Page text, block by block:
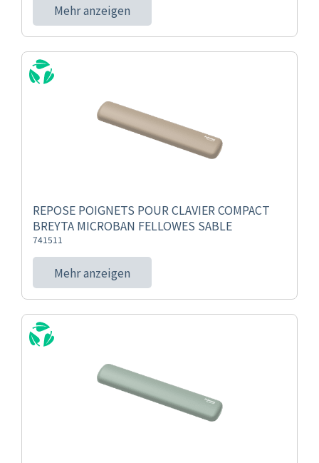
Mehr anzeigen
REPOSE POIGNETS POUR CLAVIER COMPACT
BREYTA MICROBAN FELLOWES SABLE
741511
Mehr anzeigen